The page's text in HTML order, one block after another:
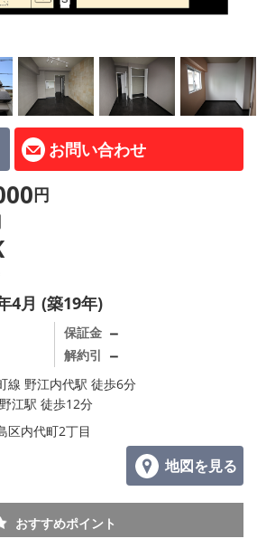
お問い合わせ
円
4月 (築19年)
保証金 －
解約引 －
線 野江内代駅 徒歩6分
江駅 徒歩12分
区内代町2丁目
地図を見る
おすすめポイント